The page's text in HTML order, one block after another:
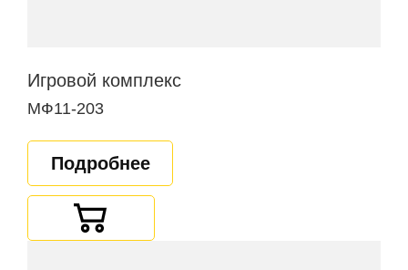
Игровой комплекс
МФ11-203
Подробнее